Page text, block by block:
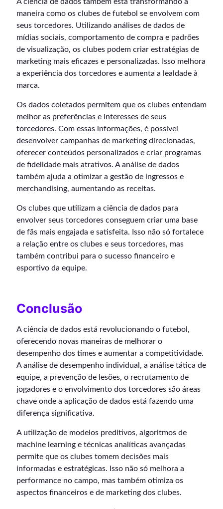
maneira como os clubes de futebol se envolvem com
seus torcedores. Utilizando análises de dados de
mídias sociais, comportamento de compra e padrões
de visualização, os clubes podem criar estratégias de
marketing mais eficazes e personalizadas. Isso melhora
a experiência dos torcedores e aumenta a lealdade à
marca.
Os dados coletados permitem que os clubes entendam
melhor as preferências e interesses de seus
torcedores. Com essas informações, é possível
desenvolver campanhas de marketing direcionadas,
oferecer conteúdos personalizados e criar programas
de fidelidade mais atrativos. A análise de dados
também ajuda a otimizar a gestão de ingressos e
merchandising, aumentando as receitas.
Os clubes que utilizam a ciência de dados para
envolver seus torcedores conseguem criar uma base
de fãs mais engajada e satisfeita. Isso não só fortalece
a relação entre os clubes e seus torcedores, mas
também contribui para o sucesso financeiro e
esportivo da equipe.
Conclusão
A ciência de dados está revolucionando o futebol,
oferecendo novas maneiras de melhorar o
desempenho dos times e aumentar a competitividade.
A análise de desempenho individual, a análise tática de
equipe, a prevenção de lesões, o recrutamento de
jogadores e o envolvimento dos torcedores são áreas
chave onde a aplicação de dados está fazendo uma
diferença significativa.
A utilização de modelos preditivos, algoritmos de
machine learning e técnicas analíticas avançadas
permite que os clubes tomem decisões mais
informadas e estratégicas. Isso não só melhora a
performance no campo, mas também otimiza os
aspectos financeiros e de marketing dos clubes.